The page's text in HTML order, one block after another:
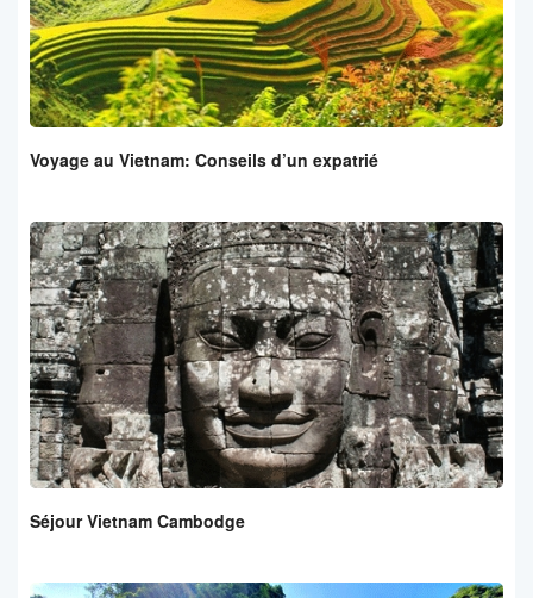
Voyage au Vietnam: Conseils d’un expatrié
Séjour Vietnam Cambodge